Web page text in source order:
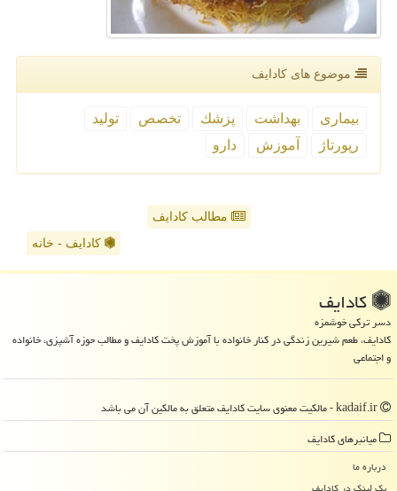
موضوع های كادایف
بیماری بهداشت پزشك تخصص
تولید
رپورتاژ
آموزش دارو
مطالب کادایف
کادایف - خانه
كادایف
دسر ترکی خوشمزه
کادایف، طعم شیرین زندگی در کنار خانواده با آموزش پخت کادایف و مطالب حوزه آشپزی، خانواده
و اجتماعی
میانبرهای كادایف
درباره ما